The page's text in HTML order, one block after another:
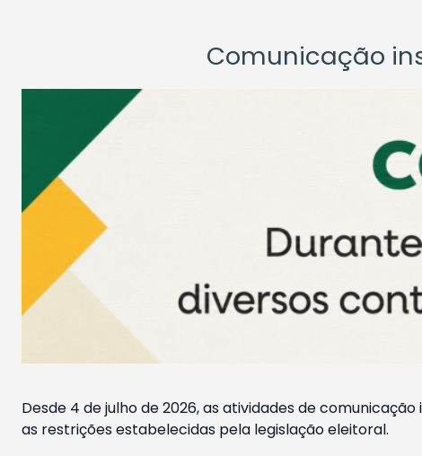
Comunicação
Desde 4 de julho de 2026, as atividades de
as restrições estabelecidas pela legislação eleitoral.